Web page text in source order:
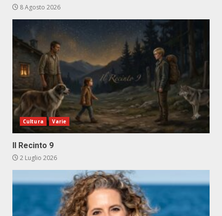
8 Agosto 2026
Cultura Varie
Il Recinto 9
2 Luglio 2026